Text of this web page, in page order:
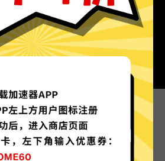
择坚果加速器?
地区选择